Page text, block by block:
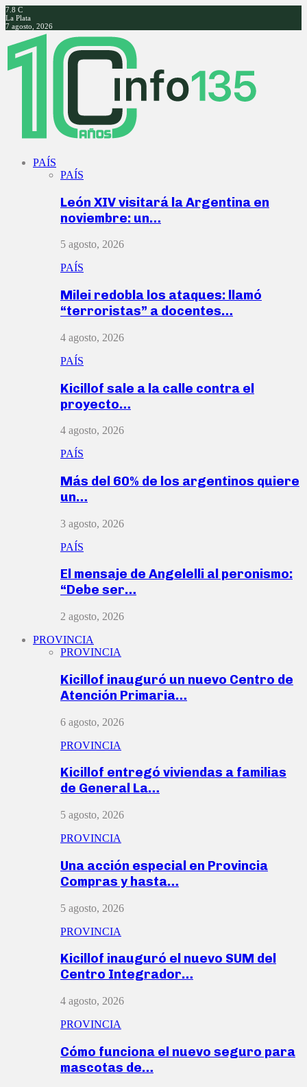
7.8 C
La Plata
7 agosto, 2026
Facebook
Twitter
Instagram
Youtube
PAÍS
PAÍS
León XIV visitará la Argentina en
noviembre: un…
5 agosto, 2026
PAÍS
Milei redobla los ataques: llamó
“terroristas” a docentes…
4 agosto, 2026
PAÍS
Kicillof sale a la calle contra el
proyecto…
4 agosto, 2026
PAÍS
Más del 60% de los argentinos quiere
un…
3 agosto, 2026
PAÍS
El mensaje de Angelelli al peronismo:
“Debe ser…
2 agosto, 2026
PROVINCIA
PROVINCIA
Kicillof inauguró un nuevo Centro de
Atención Primaria…
6 agosto, 2026
PROVINCIA
Kicillof entregó viviendas a familias
de General La…
5 agosto, 2026
PROVINCIA
Una acción especial en Provincia
Compras y hasta…
5 agosto, 2026
PROVINCIA
Kicillof inauguró el nuevo SUM del
Centro Integrador…
4 agosto, 2026
PROVINCIA
Cómo funciona el nuevo seguro para
mascotas de…